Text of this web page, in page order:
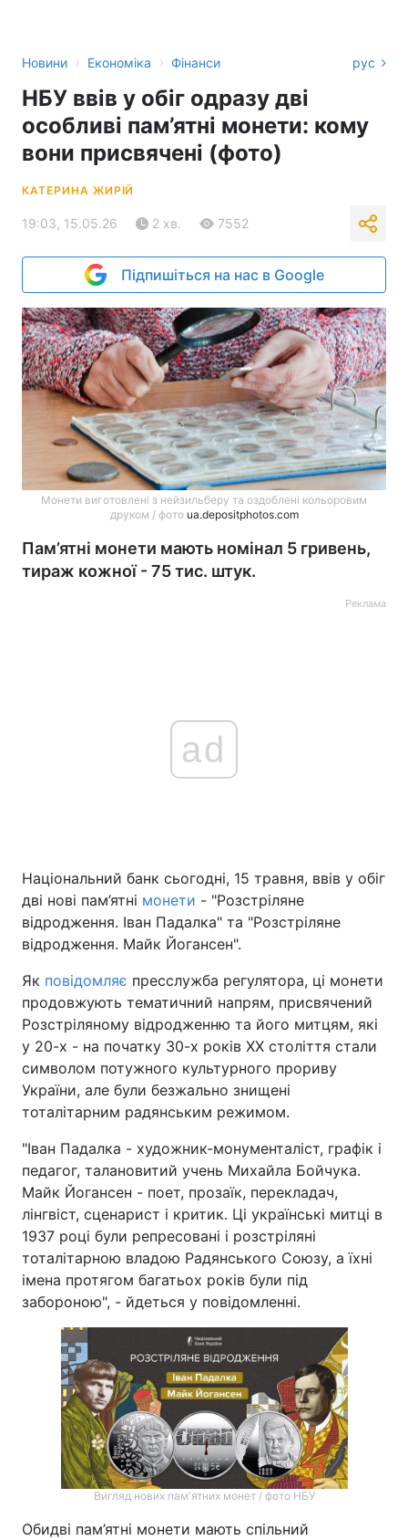
Новини › Економіка › Фінанси рус
НБУ ввів у обіг одразу дві
особливі пам’ятні монети: кому
вони присвячені (фото)
КАТЕРИНА ЖИРІЙ
19:03, 15.05.26 2 хв. 7552
Підпишіться на нас в Google
Монети виготовлені з нейзильберу та оздоблені кольоровим
друком / фото ua.depositphotos.com
Пам’ятні монети мають номінал 5 гривень,
тираж кожної - 75 тис. штук.
Реклама
ad
Національний банк сьогодні, 15 травня, ввів у обіг
дві нові пам’ятні монети - "Розстріляне
відродження. Іван Падалка" та "Розстріляне
відродження. Майк Йогансен".
Як повідомляє пресслужба регулятора, ці монети
продовжують тематичний напрям, присвячений
Розстріляному відродженню та його митцям, які
у 20-х - на початку 30-х років XX століття стали
символом потужного культурного прориву
України, але були безжально знищені
тоталітарним радянським режимом.
"Іван Падалка - художник-монументаліст, графік і
педагог, талановитий учень Михайла Бойчука.
Майк Йогансен - поет, прозаїк, перекладач,
лінгвіст, сценарист і критик. Ці українські митці в
1937 році були репресовані і розстріляні
тоталітарною владою Радянського Союзу, а їхні
імена протягом багатьох років були під
забороною", - йдеться у повідомленні.
Вигляд нових памʼятних монет / фото НБУ
Обидві пам’ятні монети мають спільний